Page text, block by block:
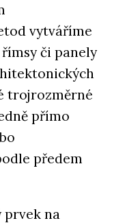
vytváříme
či panely
trojrozměrné
přímo
předem
na